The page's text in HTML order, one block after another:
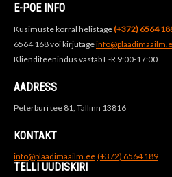
E-POE INFO
Küsimuste korral helistage(+372) 6564
6564 168 või kirjutage
Klienditeenindus vastab E-R 9:00-17:00
AADRESS
Peterburi tee 81, Tallinn 13816
KONTAKT
info@plaadimaailm.ee (+372) 6564 189
TELLI UUDISKIRI